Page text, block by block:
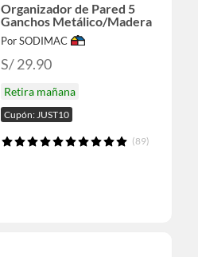
Organizador de Pared 5
Ganchos Metálico/Madera
Por SODIMAC
S/ 29.90
Retira mañana
Cupón: JUST10
(89)